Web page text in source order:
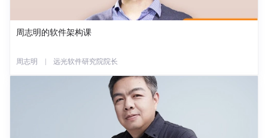
周志明的软件架构课
周志明 | 远光软件研究院院长